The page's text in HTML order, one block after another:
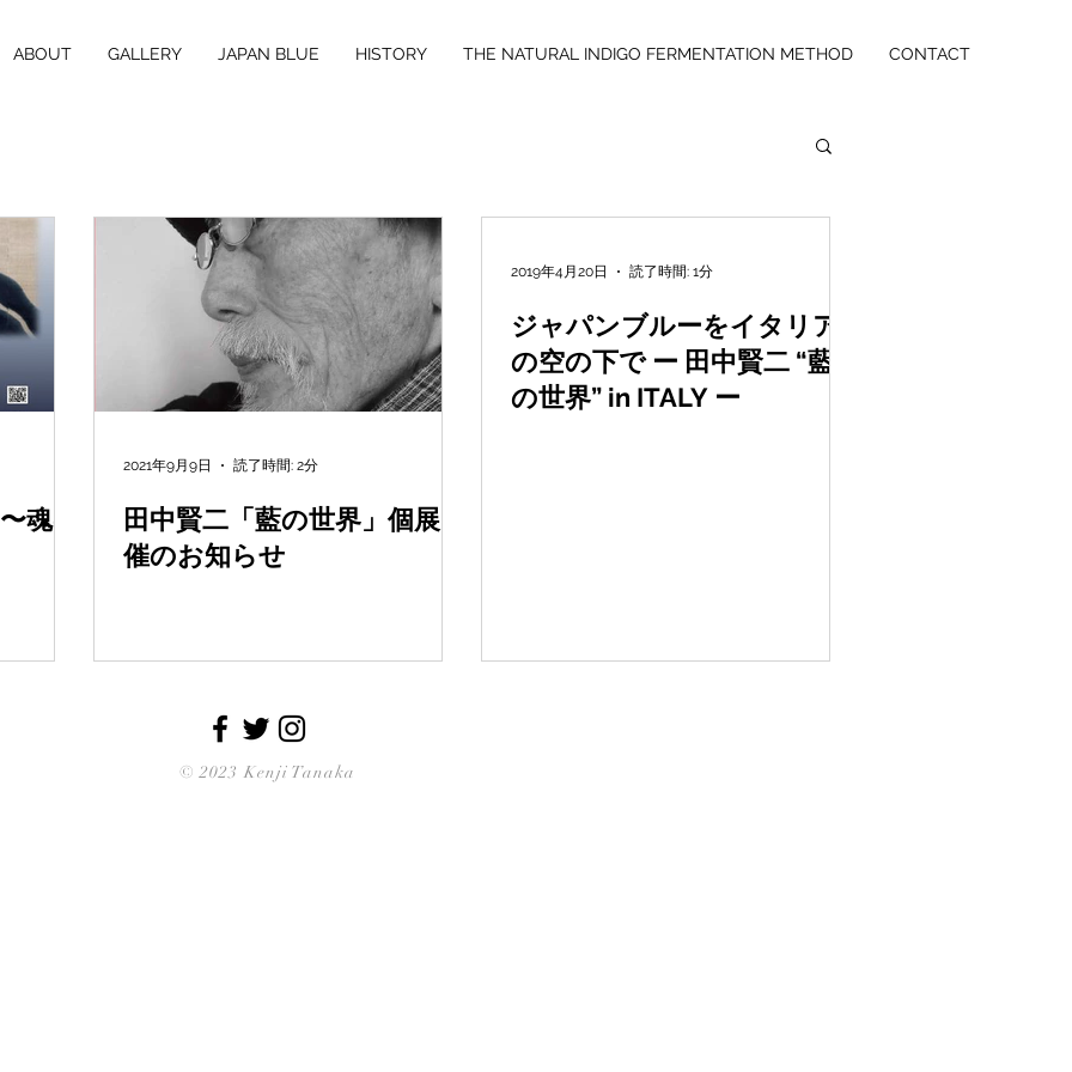
ABOUT GALLERY JAPAN BLUE HISTORY THE NATURAL INDIGO FERMENTATION METHOD CONTACT
魂の
田中賢二「藍の世界」個展開
催のお知らせ
2021年9月9日 読了時間: 2分
ジャパンブルーをイタリア
の空の下で ー 田中賢二 “藍
の世界” in ITALY ー
2019年4月20日 読了時間: 1分
© 2023 Kenji Tanaka